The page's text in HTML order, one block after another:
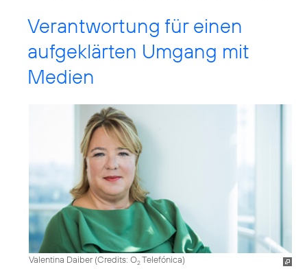
Verantwortung für einen
aufgeklärten Umgang mit
Medien
Valentina Daiber (Credits: O2Telefónica)